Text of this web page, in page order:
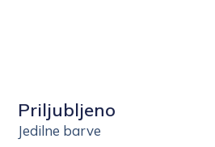
Priljubljeno
Jedilne barve